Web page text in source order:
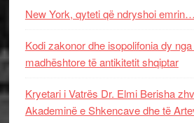
New York, qyteti që ndryshoi
Kodi zakonor dhe isopolifonia dy
madhështore të antikitetit shqiptar
Kryetari i Vatrës Dr. Elmi Berisha
Akademinë e Shkencave dhe të